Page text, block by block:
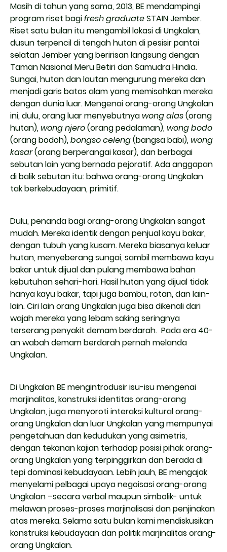
Masih di tahun yang sama, 2013, BE mendampingi
program riset bagifresh graduateSTAIN Jember.
Riset satu bulan itu mengambil lokasi di Ungkalan,
dusun terpencil di tengah hutan di pesisir pantai
selatan Jember yang beririsan langsung dengan
Taman Nasional Meru Betiri dan Samudra Hindia.
Sungai, hutan dan lautan mengurung mereka dan
menjadi garis batas alam yang memisahkan mereka
dengan dunia luar. Mengenai orang-orang Ungkalan
ini, dulu, orang luar menyebutnya wong alas(orang
hutan), wong njero(orang pedalaman), wong bodo
(orang bodoh),bongso celeng(bangsa babi), wong
kasar(orang berperangai kasar), dan berbagai
sebutan lain yang bernada pejoratif. Ada anggapan
di balik sebutan itu: bahwa orang-orang Ungkalan
tak berkebudayaan, primitif.
Dulu, penanda bagi orang-orang Ungkalan sangat
mudah. Mereka identik dengan penjual kayu bakar,
dengan tubuh yang kusam. Mereka biasanya keluar
hutan, menyeberang sungai, sambil membawa kayu
bakar untuk dijual dan pulang membawa bahan
kebutuhan sehari-hari. Hasil hutan yang dijual tidak
hanya kayu bakar, tapi juga bambu, rotan, dan lain-
lain. Ciri lain orang Ungkalan juga bisa dikenali dari
wajah mereka yang lebam saking seringnya
terserang penyakit demam berdarah. Pada era 40-
an wabah demam berdarah pernah melanda
Ungkalan.
Di Ungkalan BE mengintrodusir isu-isu mengenai
marjinalitas, konstruksi identitas orang-orang
Ungkalan, juga menyoroti interaksi kultural orang-
orang Ungkalan dan luar Ungkalan yang mempunyai
pengetahuan dan kedudukan yang asimetris,
dengan tekanan kajian terhadap posisi pihak orang-
orang Ungkalan yang terpinggirkan dan berada di
tepi dominasi kebudayaan. Lebih jauh, BE mengajak
menyelami pelbagai upaya negoisasi orang-orang
Ungkalan –secara verbal maupun simbolik- untuk
melawan proses-proses marjinalisasi dan penjinakan
atas mereka. Selama satu bulan kami mendiskusikan
konstruksi kebudayaan dan politik marjinalitas orang-
orang Ungkalan.